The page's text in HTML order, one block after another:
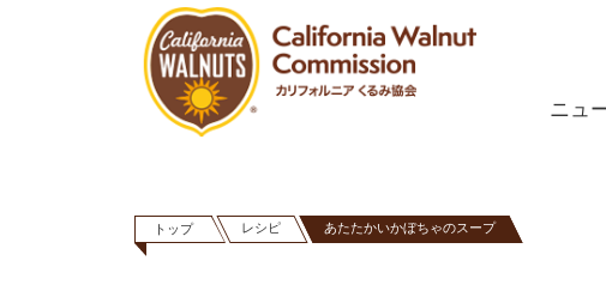
ニュ
トップ レシピ あたたかいかぼちゃのスープ